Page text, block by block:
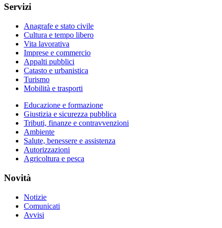
Servizi
Anagrafe e stato civile
Cultura e tempo libero
Vita lavorativa
Imprese e commercio
Appalti pubblici
Catasto e urbanistica
Turismo
Mobilità e trasporti
Educazione e formazione
Giustizia e sicurezza pubblica
Tributi, finanze e contravvenzioni
Ambiente
Salute, benessere e assistenza
Autorizzazioni
Agricoltura e pesca
Novità
Notizie
Comunicati
Avvisi